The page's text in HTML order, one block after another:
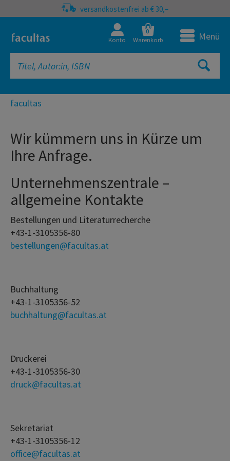
versandkostenfrei ab € 30,–
Konto
0
Warenkorb Menü
facultas
Wir kümmern uns in Kürze um
Ihre Anfrage.
Unternehmenszentrale –
allgemeine Kontakte
Bestellungen und Literaturrecherche
+43-1-3105356-80
bestellungen@facultas.at
Buchhaltung
+43-1-3105356-52
buchhaltung@facultas.at
Druckerei
+43-1-3105356-30
druck@facultas.at
Sekretariat
+43-1-3105356-12
office@facultas.at